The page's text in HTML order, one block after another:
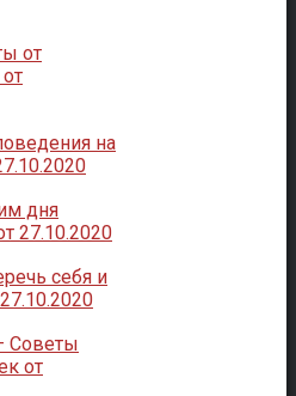
от
на
дня
27.10.2020
себя и
Советы
от